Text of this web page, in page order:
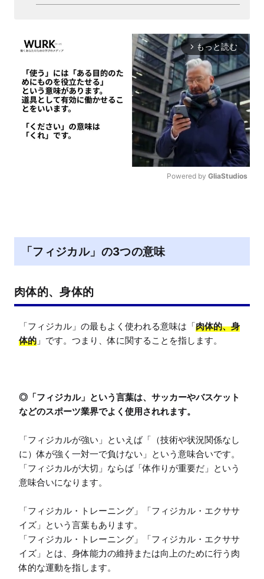
arrow_forward_ios もっと読む
Powered by GliaStudios
「フィジカル」の3つの意味
肉体的、身体的
「フィジカル」の最もよく使われる意味は「肉体的、身
体的 」です。つまり、体に関することを指します。
◎「フィジカル」という言葉は、サッカーやバスケット
などのスポーツ業界でよく使用されれます。
「フィジカルが強い」といえば「（技術や状況関係なし
に）体が強く一対一で負けない」という意味合いです。
「フィジカルが大切」ならば「体作りが重要だ」という
意味合いになります。
「フィジカル・トレーニング」「フィジカル・エクササ
イズ」という言葉もあります。
「フィジカル・トレーニング」「フィジカル・エクササ
イズ」とは、身体能力の維持または向上のために行う肉
体的な運動を指します。